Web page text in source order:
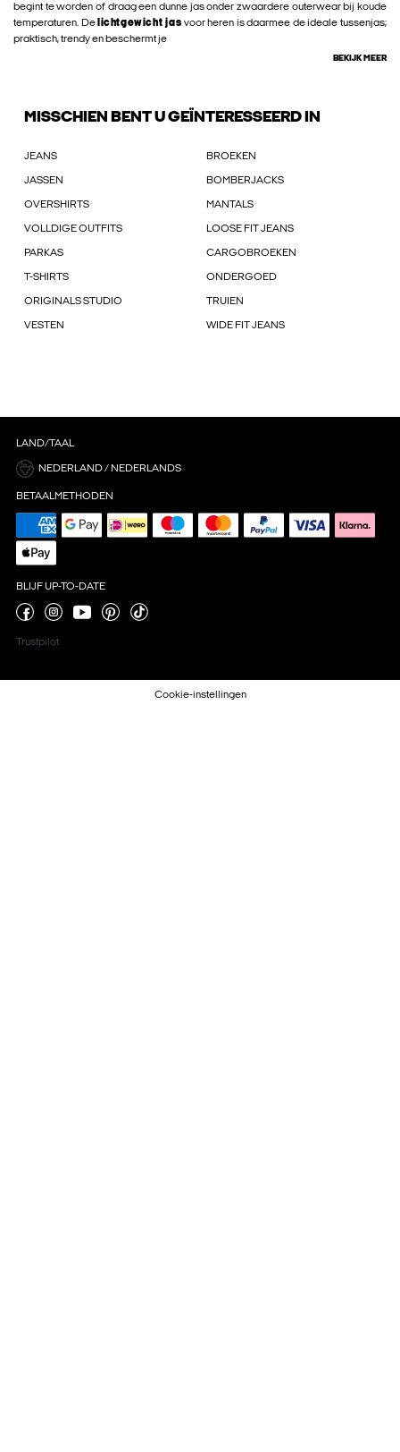
begint te worden of draag een dunne jas onder zwaardere outerwear bij koude
temperaturen. De lichtgewicht jas voor heren is daarmee de ideale tussenjas;
praktisch, trendy en beschermt je
BEKIJK MEER
MISSCHIEN BENT U GEÏNTERESSEERD IN
JEANS BROEKEN
JASSEN BOMBERJACKS
OVERSHIRTS MANTALS
VOLLDIGE OUTFITS LOOSE FIT JEANS
PARKAS CARGOBROEKEN
T-SHIRTS ONDERGOED
ORIGINALS STUDIO TRUIEN
VESTEN WIDE FIT JEANS
LAND/TAAL
NEDERLAND / NEDERLANDS
BETAALMETHODEN
BLIJF UP-TO-DATE
Trustpilot
Cookie-instellingen